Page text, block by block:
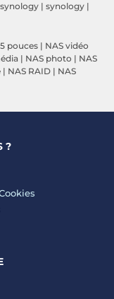
| synology |
pouces | NAS vidéo
| NAS photo | NAS
| NAS RAID | NAS
?